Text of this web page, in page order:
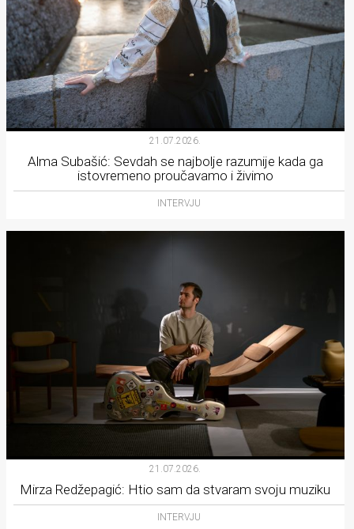
21.07.2026.
Alma Subašić: Sevdah se najbolje razumije kada ga
istovremeno proučavamo i živimo
INTERVJU
21.07.2026.
Mirza Redžepagić: Htio sam da stvaram svoju muziku
INTERVJU